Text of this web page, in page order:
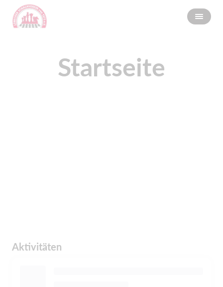
Startseite
Aktivitäten